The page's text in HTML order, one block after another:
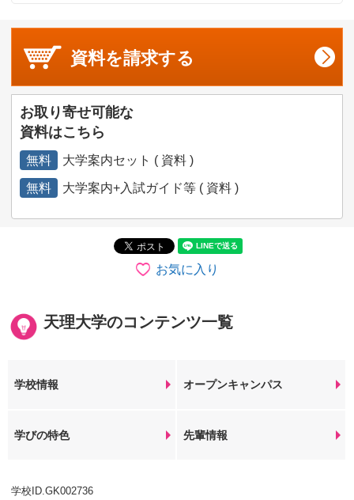
資料を請求する
お取り寄せ可能な
資料はこちら
無料 大学案内セット ( 資料 )
無料 大学案内+入試ガイド等 ( 資料 )
お気に入り
天理大学のコンテンツ一覧
学校情報 オープンキャンパス
学びの特色 先輩情報
学校ID.GK002736